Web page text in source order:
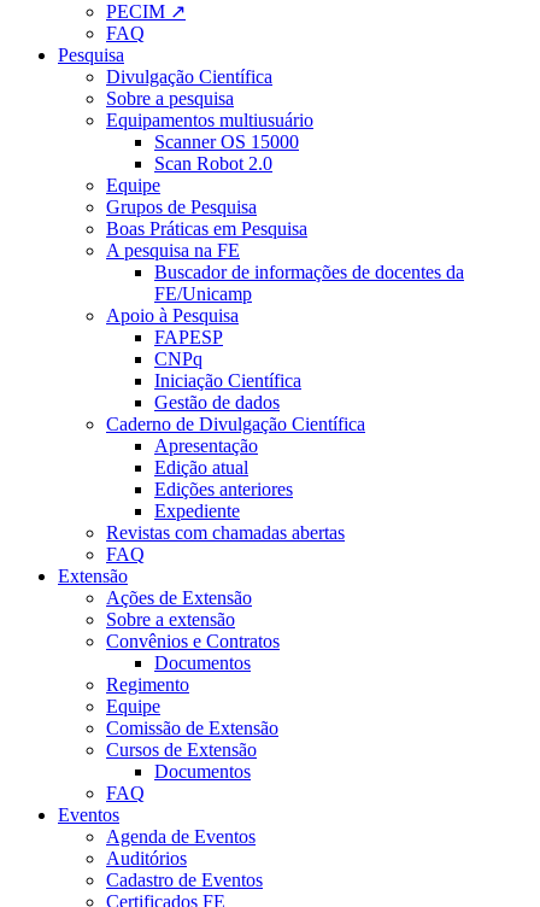
PECIM ↗
FAQ
Pesquisa
Divulgação Científica
Sobre a pesquisa
Equipamentos multiusuário
Scanner OS 15000
Scan Robot 2.0
Equipe
Grupos de Pesquisa
Boas Práticas em Pesquisa
A pesquisa na FE
Buscador de informações de docentes da
FE/Unicamp
Apoio à Pesquisa
FAPESP
CNPq
Iniciação Científica
Gestão de dados
Caderno de Divulgação Científica
Apresentação
Edição atual
Edições anteriores
Expediente
Revistas com chamadas abertas
FAQ
Extensão
Ações de Extensão
Sobre a extensão
Convênios e Contratos
Documentos
Regimento
Equipe
Comissão de Extensão
Cursos de Extensão
Documentos
FAQ
Eventos
Agenda de Eventos
Auditórios
Cadastro de Eventos
Certificados FE